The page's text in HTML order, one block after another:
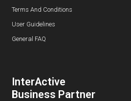
Terms And Conditions
User Guidelines
General FAQ
InterActive
Business Partner